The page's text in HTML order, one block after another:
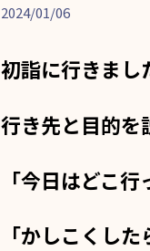
2024/01/06
初詣に行きまし
行き先と目的を
「今日はどこ
「かしこくし